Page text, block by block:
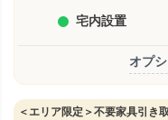
宅内設置
オプ
＜エリア限定＞不要家具引き